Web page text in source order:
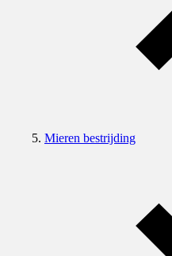
Mieren bestrijding